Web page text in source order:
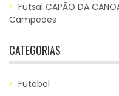
Futsal CAPÃO DA
Campeões
CATEGORIAS
Futebol